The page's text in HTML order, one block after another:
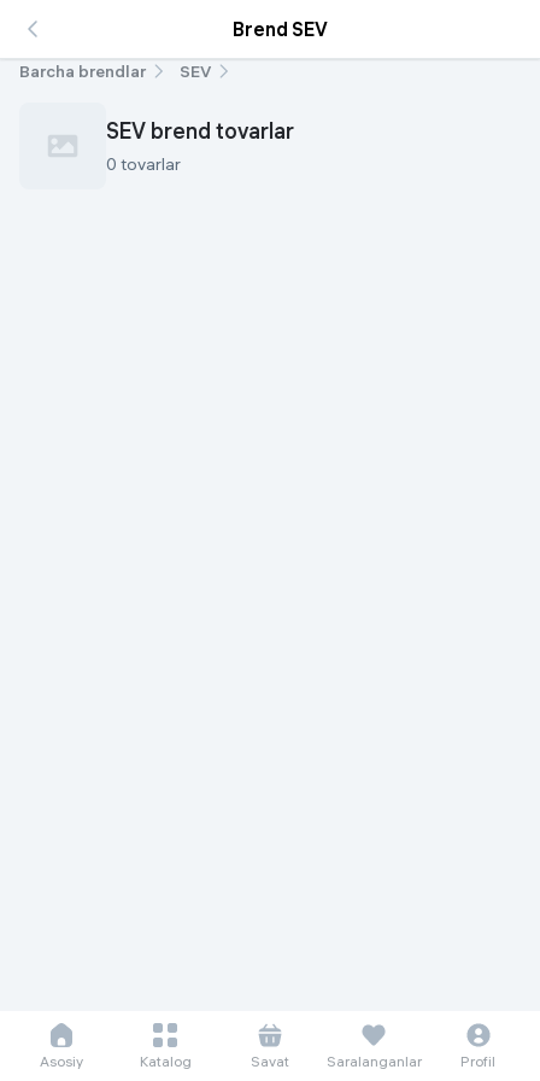
Brend SEV
Barcha brendlar SEV
SEV brend tovarlar
0 tovarlar
Asosiy Katalog Savat Saralanganlar Profil